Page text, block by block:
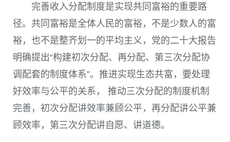
完善收入分配制度是实现共同富裕的重要路
径。共同富裕是全体人民的富裕，不是少数人的富
裕，也不是整齐划一的平均主义，党的二十大报告
明确提出“构建初次分配、再分配、第三次分配协
调配套的制度体系”。推进实现生态共富，要处理
好效率与公平的关系， 推动三次分配的制度机制
完善，初次分配讲效率兼顾公平，再分配讲公平兼
顾效率，第三次分配讲自愿、讲道德。